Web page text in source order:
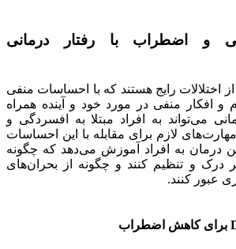
و اضطراب با رفتار درمانی
اختلالات رایج هستند که با احساسات منفی
و افکار منفی در مورد خود و آینده همراه
می‌تواند به افراد مبتلا به افسردگی و
لازم برای مقابله با این احساسات
این درمان به افراد آموزش می‌دهد که چگونه
درک و تنظیم کنند و چگونه از بحران‌های
عبور کنند.